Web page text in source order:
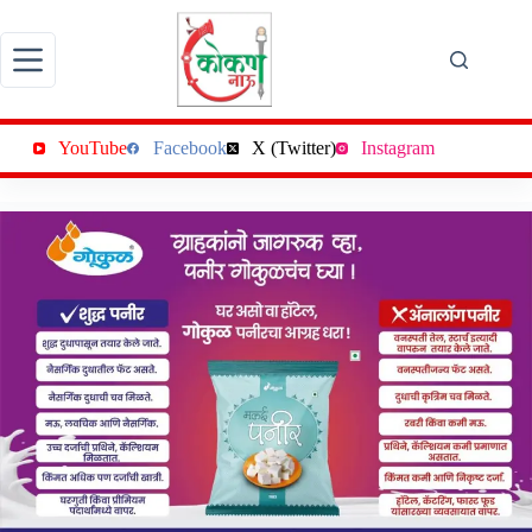
to
content
YouTube Facebook X (Twitter) Instagram